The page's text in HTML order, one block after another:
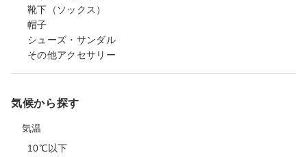
靴下（ソックス）
帽子
シューズ・サンダル
その他アクセサリー
気候から探す
気温
10℃以下